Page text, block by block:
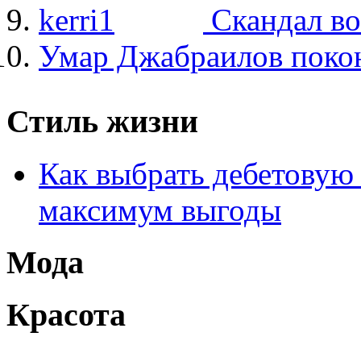
Скандал
Умар Джабраилов
Стиль жизни
Как выбрать дебетовую
максимум выгоды
Мода
Красота